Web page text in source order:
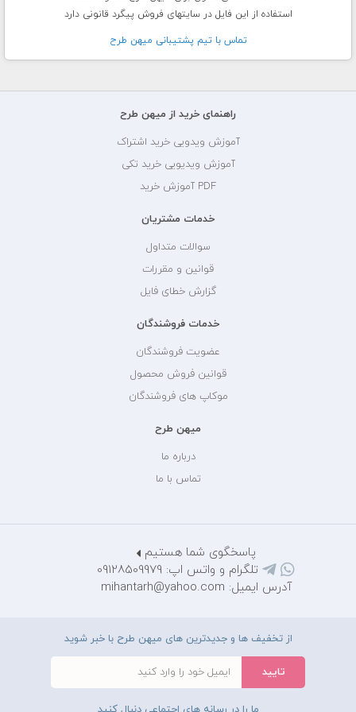
استفاده از این فایل در سایتهای فروش پیگرد قانونی دارد
تماس با تيم پشتيبانی ميهن طرح
راهنمای خرید از میهن طرح
آموزش ویدویی خرید اشتراک
آموزش ویدیویی خرید تکی
PDF آموزش خرید
خدمات مشتریان
سوالات متداول
قوانین و مقررات
گزارش خطای فایل
خدمات فروشندگان
عضویت فروشندگان
قوانین فروش محصول
موکاپ های فروشندگان
میهن طرح
درباره ما
تماس با ما
پاسخگوی شما هستیم
تلگرام و واتس اپ: 09128509979
آدرس ایمیل: mihantarh@yahoo.com
از تخفیف ها و جدیدترین های میهن طرح با خبر شوید